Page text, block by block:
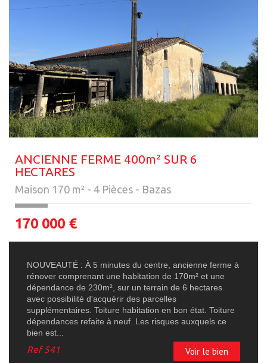
ANCIENNE FERME 400m² SUR 6
HECTARES
Maison 170 m² - 4 Pièces - Bazas
170 000 €
NOUVEAUTÉ : À 5 minutes du centre, ancienne ferme à
rénover comprenant une habitation de 170m² et une
dépendance de 230m², sur un terrain de 6 hectares
avec possibilité d'acquérir des parcelles
supplémentaires. Toiture habitation en bon état. Toiture
dépendances refaite à neuf. Les risques auxquels ce
bien est...
Ref541 Voir le bien